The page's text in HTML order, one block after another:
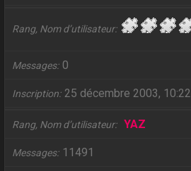
Rang, Nom d’utilisateur
Messages 0
Inscription 25 décembre 2003, 10:22
Rang, Nom d’utilisateur YAZ
Messages 11491